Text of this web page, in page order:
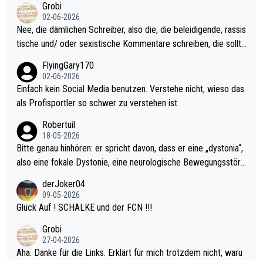
ohl wenig WDF Turniere spielen. Dies war bei Archie Self letzt
es Jahr der Fall. Er musste als amtierender Weltmeister durch
den Qualifier und ich glaube kaum, dass Mitchel sich das (in Ve
gas) antun würde, wenn er doch eigentlich die PDC-WM als Zi
el hat.
Grobi
02-06-2026
Nee, die dämlichen Schreiber, also die, die beleidigende, rassis
tische und/ oder sexistische Kommentare schreiben, die sollte
s Leben in den Griff kriegen. Nur eins wundert mich: Luke Little
r war doch neulich erst derjenige, der über Social Media GvV p
rovoziert hat. Und Littlers Mutter schießt öfters mal gegen Ric
FlyingGary170
02-06-2026
Einfach kein Social Media benutzen. Verstehe nicht, wieso das
als Profisportler so schwer zu verstehen ist
Robertuil
18-05-2026
Bitte genau hinhören: er spricht davon, dass er eine „dystonia“,
also eine fokale Dystonie, eine neurologische Bewegungsstöru
erden, im Arm hat. Und, dass Medikamente ihm helfen! Ich glau
be immer noch, dass sehr viele der Dartits-Fälle fälschlich psy
diese könnten teils wirksam behandelt werden! Dafür müsste
man nur zum Neurologen und nicht zum Mentaltrainer gehen…
derJoker04
09-05-2026
Glück Auf ! SCHALKE und der FCN !!!
Grobi
27-04-2026
Aha. Danke für die Links. Erklärt für mich trotzdem nicht, waru